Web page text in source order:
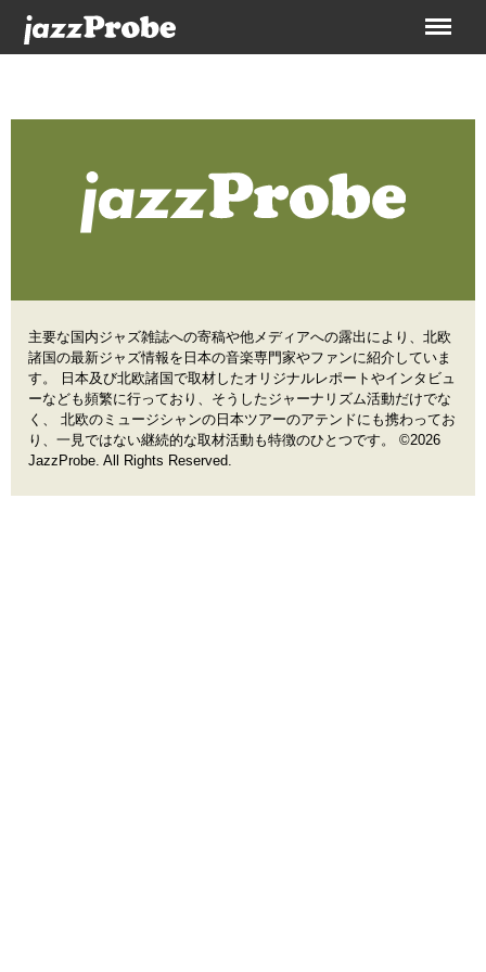
Menu
主要な国内ジャズ雑誌への寄稿や他メディアへの露出により、北欧
諸国の最新ジャズ情報を日本の音楽専門家やファンに紹介していま
す。 日本及び北欧諸国で取材したオリジナルレポートやインタビュ
ーなども頻繁に行っており、そうしたジャーナリズム活動だけでな
く、 北欧のミュージシャンの日本ツアーのアテンドにも携わってお
り、一見ではない継続的な取材活動も特徴のひとつです。 ©2026
JazzProbe. All Rights Reserved.